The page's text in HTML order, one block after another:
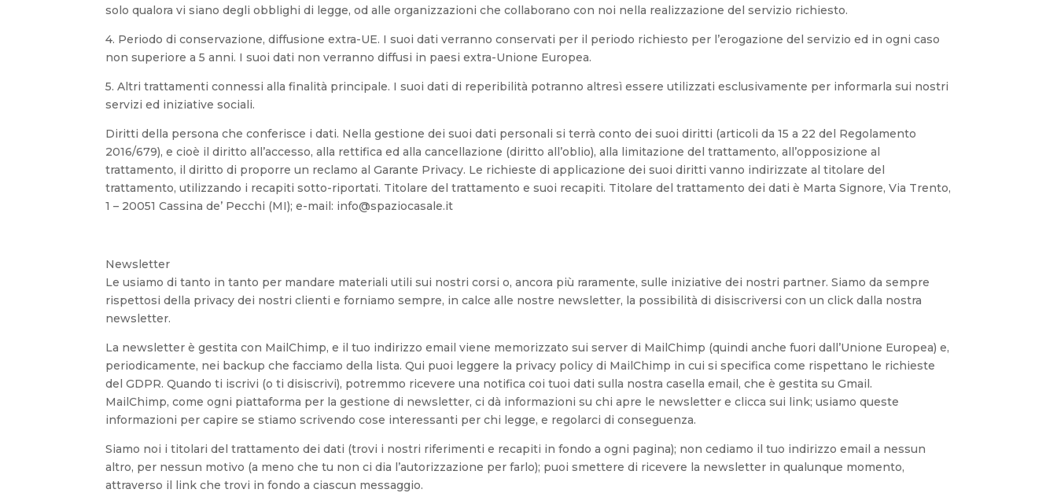
solo qualora vi siano degli obblighi di legge, od alle organizzazioni che collaborano con noi nella realizzazione del servizio richiesto.
4. Periodo di conservazione, diffusione extra-UE. I suoi dati verranno conservati per il periodo richiesto per l’erogazione del servizio ed in ogni caso
non superiore a 5 anni. I suoi dati non verranno diffusi in paesi extra-Unione Europea.
5. Altri trattamenti connessi alla finalità principale. I suoi dati di reperibilità potranno altresì essere utilizzati esclusivamente per informarla sui nostri
servizi ed iniziative sociali.
Diritti della persona che conferisce i dati. Nella gestione dei suoi dati personali si terrà conto dei suoi diritti (articoli da 15 a 22 del Regolamento
2016/679), e cioè il diritto all’accesso, alla rettifica ed alla cancellazione (diritto all’oblio), alla limitazione del trattamento, all’opposizione al
trattamento, il diritto di proporre un reclamo al Garante Privacy. Le richieste di applicazione dei suoi diritti vanno indirizzate al titolare del
trattamento, utilizzando i recapiti sotto-riportati. Titolare del trattamento e suoi recapiti. Titolare del trattamento dei dati è Marta Signore, Via Trento,
1 – 20051 Cassina de’ Pecchi (MI); e-mail: info@spaziocasale.it
Newsletter
Le usiamo di tanto in tanto per mandare materiali utili sui nostri corsi o, ancora più raramente, sulle iniziative dei nostri partner. Siamo da sempre
rispettosi della privacy dei nostri clienti e forniamo sempre, in calce alle nostre newsletter, la possibilità di disiscriversi con un click dalla nostra
newsletter.
La newsletter è gestita con MailChimp, e il tuo indirizzo email viene memorizzato sui server di MailChimp (quindi anche fuori dall’Unione Europea) e,
periodicamente, nei backup che facciamo della lista. Qui puoi leggere la privacy policy di MailChimp in cui si specifica come rispettano le richieste
del GDPR. Quando ti iscrivi (o ti disiscrivi), potremmo ricevere una notifica coi tuoi dati sulla nostra casella email, che è gestita su Gmail.
MailChimp, come ogni piattaforma per la gestione di newsletter, ci dà informazioni su chi apre le newsletter e clicca sui link; usiamo queste
informazioni per capire se stiamo scrivendo cose interessanti per chi legge, e regolarci di conseguenza.
Siamo noi i titolari del trattamento dei dati (trovi i nostri riferimenti e recapiti in fondo a ogni pagina); non cediamo il tuo indirizzo email a nessun
altro, per nessun motivo (a meno che tu non ci dia l’autorizzazione per farlo); puoi smettere di ricevere la newsletter in qualunque momento,
attraverso il link che trovi in fondo a ciascun messaggio.